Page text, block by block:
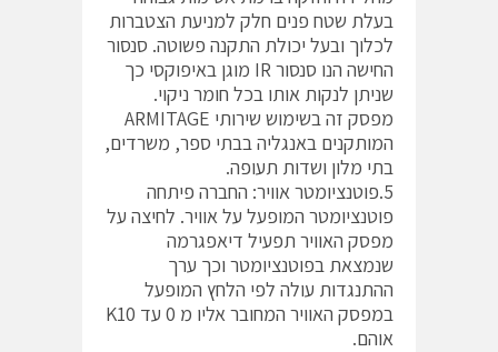
בעלת שטח פנים חלק למניעת הצטברות
לכלוך ובעל יכולת התקנה פשוטה. סנסור
החישה הנו סנסור IR מוגן באיפוקסי כך
שניתן לנקות אותו בכל חומר ניקוי.
מפסק זה בשימוש שירותי ARMITAGE
המותקנים באנגליה בבתי ספר, משרדים,
בתי מלון ושדות תעופה.
5.פוטנציומטר אוויר: החברה פיתחה
פוטנציומטר המופעל על אוויר. לחיצה על
מפסק האוויר תפעיל דיאפגרמה
שנמצאת בפוטנציומטר וכך ערך
ההתנגדות עולה לפי הלחץ המופעל
במפסק האוויר המחובר אליו מ 0 עד K10
אוהם.